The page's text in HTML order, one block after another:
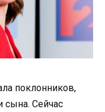
поклонников,
сына. Сейчас